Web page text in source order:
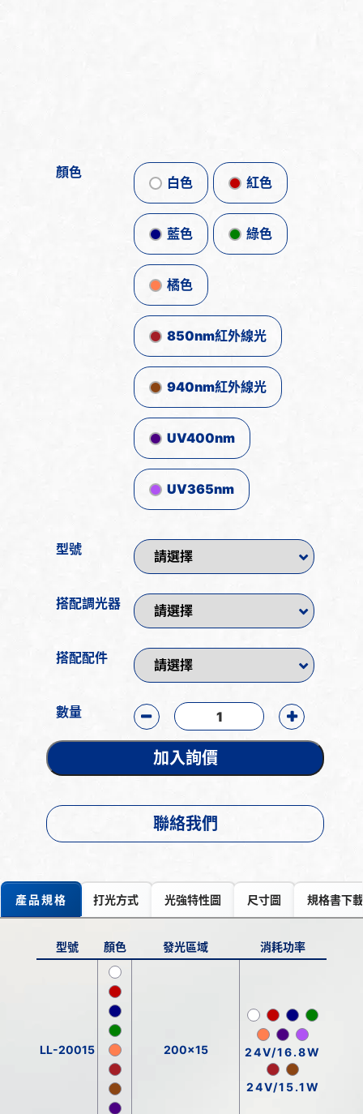
顏色
白色 紅色
藍色 綠色
橘色
850nm紅外線光
940nm紅外線光
UV400nm
UV365nm
型號
搭配調光器
搭配配件
數量
加入詢價
聯絡我們
產品規格 打光方式 光強特性圖 尺寸圖 規格書下載
型號 顏色 發光區域 消耗功率
LL-20015 200x15 24V/16.8W
24V/15.1W